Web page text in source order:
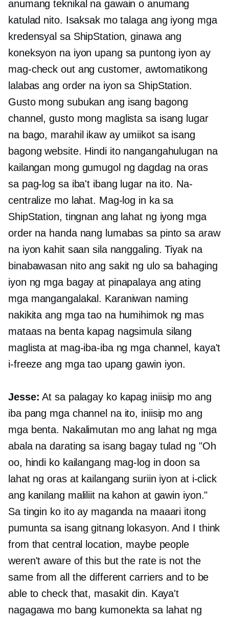
anumang teknikal na gawain o anumang
katulad nito. Isaksak mo talaga ang iyong mga
kredensyal sa ShipStation, ginawa ang
koneksyon na iyon upang sa puntong iyon ay
mag-check out ang customer, awtomatikong
lalabas ang order na iyon sa ShipStation.
Gusto mong subukan ang isang bagong
channel, gusto mong maglista sa isang lugar
na bago, marahil ikaw ay umiikot sa isang
bagong website. Hindi ito nangangahulugan na
kailangan mong gumugol ng dagdag na oras
sa pag-log sa iba't ibang lugar na ito. Na-
centralize mo lahat. Mag-log in ka sa
ShipStation, tingnan ang lahat ng iyong mga
order na handa nang lumabas sa pinto sa araw
na iyon kahit saan sila nanggaling. Tiyak na
binabawasan nito ang sakit ng ulo sa bahaging
iyon ng mga bagay at pinapalaya ang ating
mga mangangalakal. Karaniwan naming
nakikita ang mga tao na humihimok ng mas
mataas na benta kapag nagsimula silang
maglista at mag-iba-iba ng mga channel, kaya't
i-freeze ang mga tao upang gawin iyon.
Jesse: At sa palagay ko kapag iniisip mo ang
iba pang mga channel na ito, iniisip mo ang
mga benta. Nakalimutan mo ang lahat ng mga
abala na darating sa isang bagay tulad ng "Oh
oo, hindi ko kailangang mag-log in doon sa
lahat ng oras at kailangang suriin iyon at i-click
ang kanilang maliliit na kahon at gawin iyon."
Sa tingin ko ito ay maganda na maaari itong
pumunta sa isang gitnang lokasyon. And I think
from that central location, maybe people
weren't aware of this but the rate is not the
same from all the different carriers and to be
able to check that, masakit din. Kaya't
nagagawa mo bang kumonekta sa lahat ng